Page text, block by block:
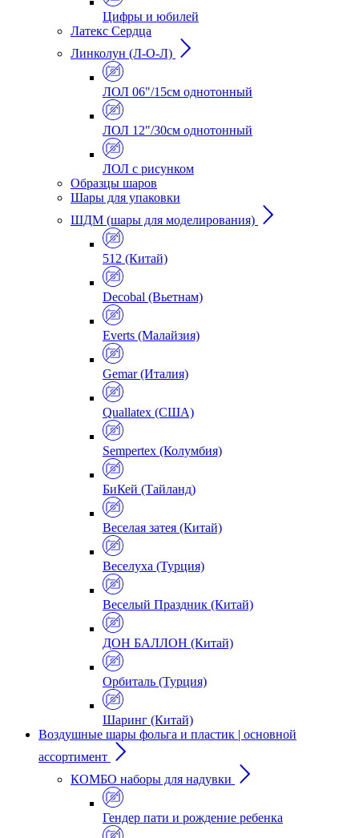
Цифры и юбилей
Латекс Сердца
Линколун (Л-О-Л)
ЛОЛ 06"/15см однотонный
ЛОЛ 12"/30см однотонный
ЛОЛ с рисунком
Образцы шаров
Шары для упаковки
ШДМ (шары для моделирования)
512 (Китай)
Decobal (Вьетнам)
Everts (Малайзия)
Gemar (Италия)
Quallatex (США)
Sempertex (Колумбия)
БиКей (Тайланд)
Веселая затея (Китай)
Веселуха (Турция)
Веселый Праздник (Китай)
ДОН БАЛЛОН (Китай)
Орбиталь (Турция)
Шаринг (Китай)
Воздушные шары фольга и пластик | основной
ассортимент
КОМБО наборы для надувки
Гендер пати и рождение ребенка